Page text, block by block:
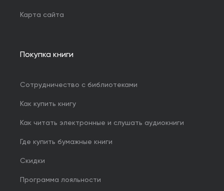
Карта сайта
Покупка книги
Сотрудничество с библиотеками
Как купить книгу
Как читать электронные и слушать аудиокниги
Где купить бумажные книги
Скидки
Программа лояльности